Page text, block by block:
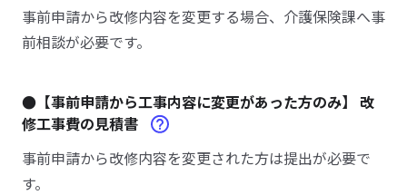
事前申請から改修内容を変更する場合、介護保険課へ事
前相談が必要です。
●【事前申請から工事内容に変更があった方のみ】 改
修工事費の見積書
事前申請から改修内容を変更された方は提出が必要で
す。